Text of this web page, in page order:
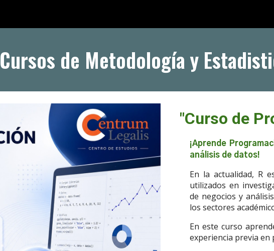
Cursos de Metodología y
"Curso de
¡Aprende
análisis de datos!
En la actualidad, R
utilizados en
de negocios y
los sectores
En este curso
experiencia previa en